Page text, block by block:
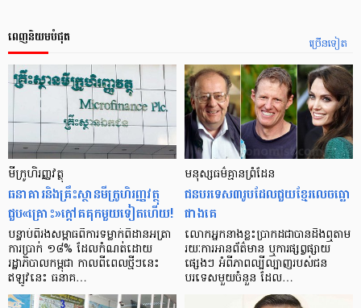
ច្រើនទៀត
ពេញនិយមបំផុត
មីក្រូ​ហិរញ្ញវត្ថុ
ធនាគារ​និង​គ្រឹះស្ថាន​មីក្រូ​ហិរញ្ញវត្ថុ​
ជួប«គ្រោះ»ក្តៅ​គគុក​មួយ​ទៀត​ហើយ!
បន្ទាប់​ពី​រង​សម្ពាធ​​ពី​ការ​ទម្លាក់​ពិដាន​អត្រា​
ការ​ប្រាក់ ១៨​% ដែល​កំណត់​ដោយ​
រដ្ឋាភិបាល​កម្ពុជា កាល​ពី​ពេល​ថ្មីៗ​នេះ
ឥឡូវ​នេះ ធនាគ…
មនុស្ស​ធម៌​គ្មាន​ព្រំដែន
ជន​បរទេស​៣​រូប​ដែល​ជួយ​ខ្មែរ​លេច​ធ្លោ​
ជាង​គេ
លោកអ្នក​នាង​ខ្លះ​ប្រាកដ​ជា​បាន​​ដឹង​ឮ​តាម​
រយៈ​ការ​អាន​ព័ត៌មាន ឬ​ការ​ផ្សព្វផ្សាយ​
ផ្សេងៗ អំពី​ភាព​ល្បីល្បាញ​របស់​ជន​
បរទេស​មួយ​ចំនួន ដែល…